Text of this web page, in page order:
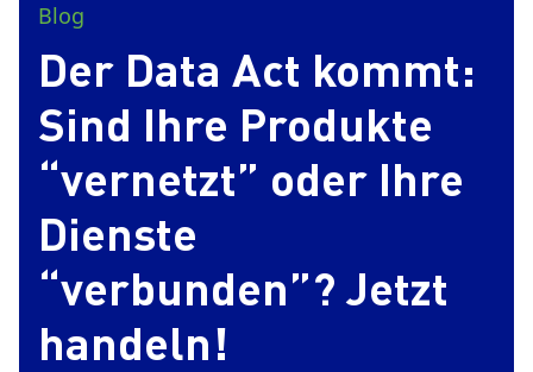
Blog
Der Data Act kommt:
Sind Ihre Produkte
“vernetzt” oder Ihre
Dienste
“verbunden”? Jetzt
handeln!